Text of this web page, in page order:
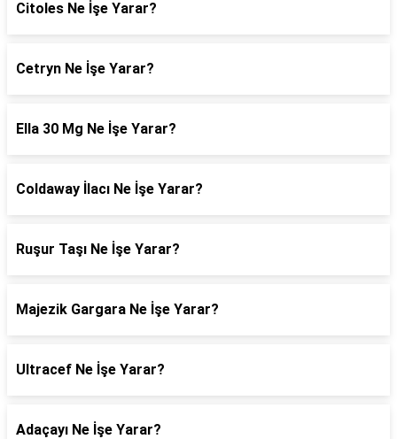
Citoles Ne İşe Yarar?
Cetryn Ne İşe Yarar?
Ella 30 Mg Ne İşe Yarar?
Coldaway İlacı Ne İşe Yarar?
Ruşur Taşı Ne İşe Yarar?
Majezik Gargara Ne İşe Yarar?
Ultracef Ne İşe Yarar?
Adaçayı Ne İşe Yarar?